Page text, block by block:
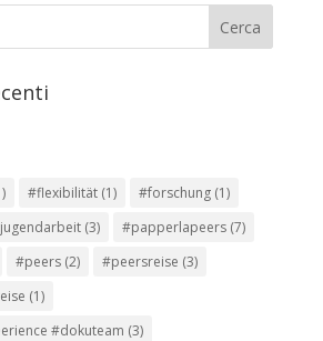
#flexibilität(1) #forschung(1)
(3) #papperlapeers(7)
#peers(2) #peersreise (3)
(1)
#dokuteam (3)